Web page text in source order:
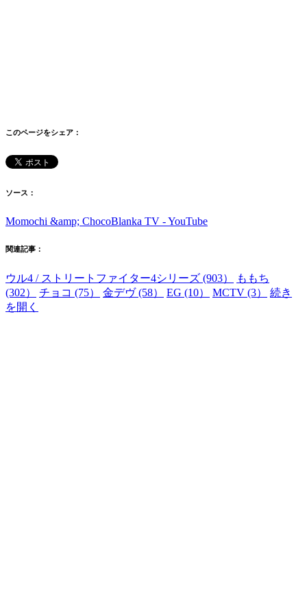
このページをシェア：
ソース：
Momochi &amp; ChocoBlanka TV - YouTube
関連記事：
ウル4 / ストリートファイター4シリーズ (903）
ももち
(302）
チョコ (75） 金デヴ (58） EG (10） MCTV (3）
続き
を開く